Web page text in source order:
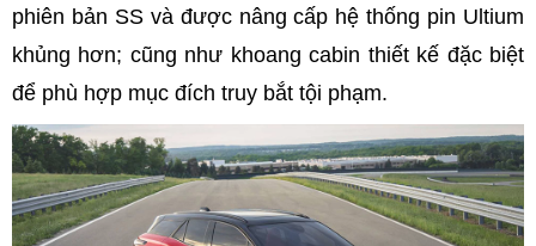
phiên bản SS và được nâng cấp hệ thống pin Ultium
khủng hơn; cũng như khoang cabin thiết kế đặc biệt
để phù hợp mục đích truy bắt tội phạm.